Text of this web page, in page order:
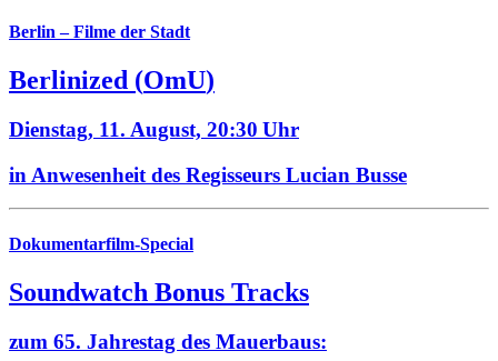
Berlin – Filme der Stadt
Berlinized (OmU)
Dienstag, 11. August, 20:30 Uhr
in Anwesenheit des Regisseurs Lucian Busse
Dokumentarfilm-Special
Soundwatch Bonus Tracks
zum 65. Jahrestag des Mauerbaus: